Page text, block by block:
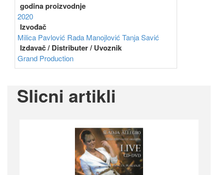
godina proizvodnje
2020
Izvođač
Milica Pavlović Rada Manojlović Tanja Savić
Izdavač / Distributer / Uvoznik
Grand Production
Slicni artikli